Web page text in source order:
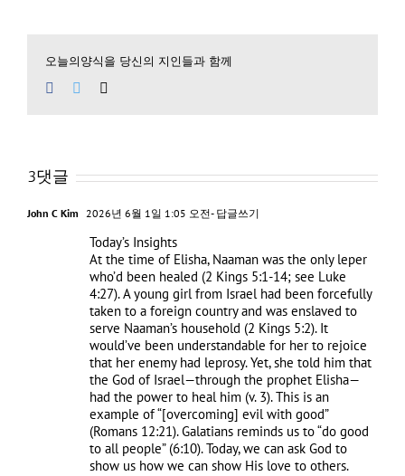
오늘의양식을 당신의 지인들과 함께
Facebook
Twitter
3댓글
John C Kim 2026년 6월 1일 1:05 오전- 답글쓰기
Today’s Insights
At the time of Elisha, Naaman was the only leper
who’d been healed (2 Kings 5:1-14; see Luke
4:27). A young girl from Israel had been forcefully
taken to a foreign country and was enslaved to
serve Naaman’s household (2 Kings 5:2). It
would’ve been understandable for her to rejoice
that her enemy had leprosy. Yet, she told him that
the God of Israel—through the prophet Elisha—
had the power to heal him (v. 3). This is an
example of “[overcoming] evil with good”
(Romans 12:21). Galatians reminds us to “do good
to all people” (6:10). Today, we can ask God to
show us how we can show His love to others.